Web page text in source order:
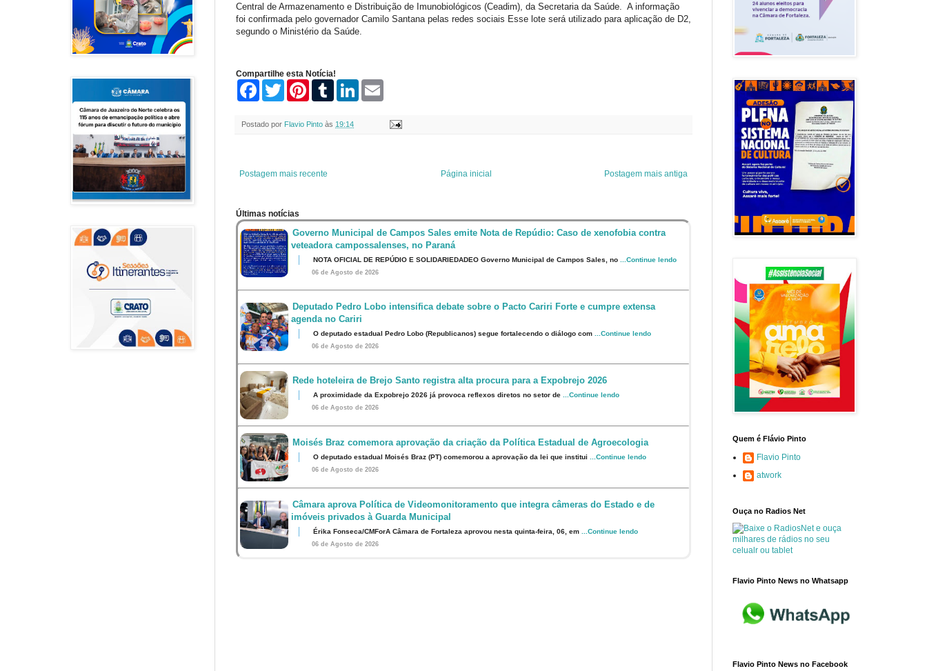
Central de Armazenamento e Distribuição de Imunobiológicos (Ceadim), da Secretaria da Saúde. A informação
foi confirmada pelo governador Camilo Santana pelas redes sociais Esse lote será utilizado para aplicação de D2,
segundo o Ministério da Saúde.
Compartilhe esta Notícia!
F
b
T
w
t
P
e
t
T
l
L
Postado por Flavio Pinto às 19:14
Postagem mais recente Postagem mais antiga
Página inicial
Últimas notícias
Governo Municipal de Campos Sales emite Nota de Repúdio: Caso de xenofobia contra
veteadora campossalenses, no Paraná
NOTA OFICIAL DE REPÚDIO E SOLIDARIEDADEO Governo Municipal de Campos Sales, no ...Continue lendo
06 de Agosto de 2026
Deputado Pedro Lobo intensifica debate sobre o Pacto Cariri Forte e cumpre extensa
agenda no Cariri
O deputado estadual Pedro Lobo (Republicanos) segue fortalecendo o diálogo com ...Continue lendo
06 de Agosto de 2026
Rede hoteleira de Brejo Santo registra alta procura para a Expobrejo 2026
A proximidade da Expobrejo 2026 já provoca reflexos diretos no setor de ...Continue lendo
06 de Agosto de 2026
Moisés Braz comemora aprovação da criação da Política Estadual de Agroecologia
O deputado estadual Moisés Braz (PT) comemorou a aprovação da lei que institui ...Continue lendo
06 de Agosto de 2026
Câmara aprova Política de Videomonitoramento que integra câmeras do Estado e de
imóveis privados à Guarda Municipal
Érika Fonseca/CMForA Câmara de Fortaleza aprovou nesta quinta-feira, 06, em ...Continue lendo
06 de Agosto de 2026
Quem é Flávio Pinto
Flavio Pinto
atwork
Ouça no Radios Net
Flavio Pinto News no Whatsapp
Flavio Pinto News no Facebook